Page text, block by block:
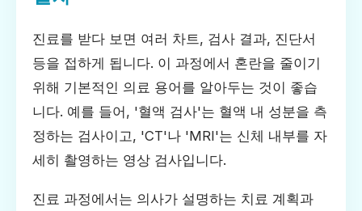
진료를 받다 보면 여러 차트, 검사 결과, 진단서
등을 접하게 됩니다. 이 과정에서 혼란을 줄이기
위해 기본적인 의료 용어를 알아두는 것이 좋습
니다. 예를 들어, '혈액 검사'는 혈액 내 성분을 측
정하는 검사이고, 'CT'나 'MRI'는 신체 내부를 자
세히 촬영하는 영상 검사입니다.
진료 과정에서는 의사가 설명하는 치료 계획과